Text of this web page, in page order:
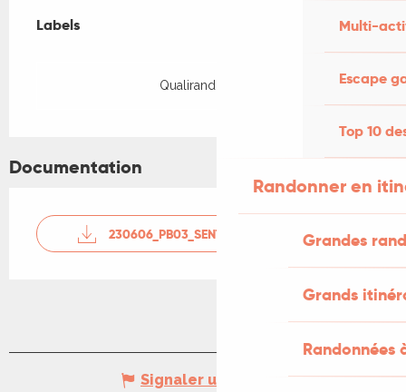
Multi-
Escape
Top 10
Randonner en
Grandes
Grands
Randonnées
Labels
Labels
Qualirando Lot
Documentation
230606_PB03_SENTIER_DU_CHÂTEAU_PEYRILLES
Signaler une erreur